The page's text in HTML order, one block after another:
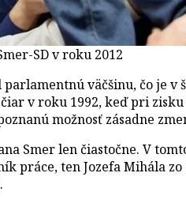
SD v roku 2012
väčšinu, čo je
v roku 1992, keď pri
možnosť zásadne
Smer len čiastočne. V
práce, ten Jozefa Mihála